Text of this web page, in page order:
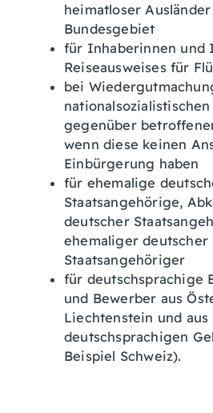
heimatloser
Bundesgebiet
für Inhaberinnen und
Reiseausweises für
bei
gegenüber
wenn diese keinen
Einbürgerung haben
für ehemalige
Staatsangehörige,
deutscher
ehemaliger deutscher
Staatsangehöriger
für deutschsprachige
und Bewerber aus
Liechtenstein und aus
deutschsprachigen
Beispiel Schweiz).